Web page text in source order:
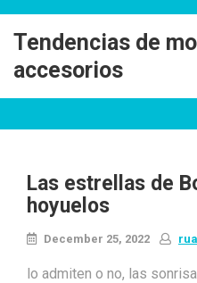
content
Tendencias de
accesorios
Las estrellas de
hoyuelos
December 25, 2022
lo admiten o no, las